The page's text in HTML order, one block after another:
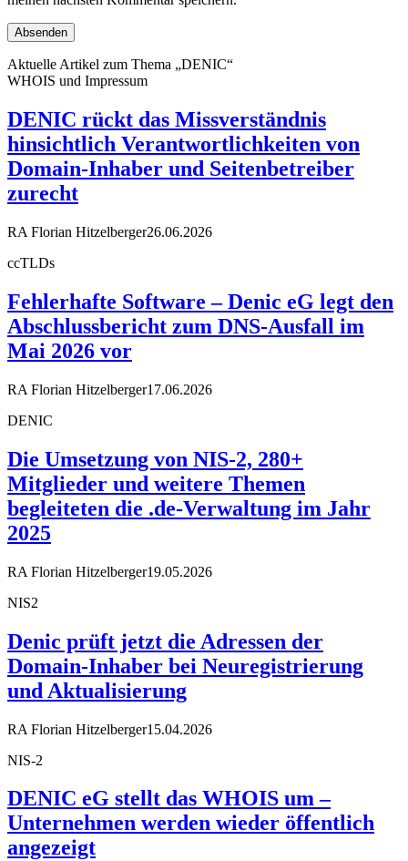
Aktuelle Artikel zum Thema „DENIC“
WHOIS und Impressum
DENIC rückt das Missverständnis
hinsichtlich Verantwortlichkeiten von
Domain-Inhaber und Seitenbetreiber
zurecht
RA Florian Hitzelberger26.06.2026
ccTLDs
Fehlerhafte Software – Denic eG legt den
Abschlussbericht zum DNS-Ausfall im
Mai 2026 vor
RA Florian Hitzelberger17.06.2026
DENIC
Die Umsetzung von NIS-2, 280+
Mitglieder und weitere Themen
begleiteten die .de-Verwaltung im Jahr
2025
RA Florian Hitzelberger19.05.2026
NIS2
Denic prüft jetzt die Adressen der
Domain-Inhaber bei Neuregistrierung
und Aktualisierung
RA Florian Hitzelberger15.04.2026
NIS-2
DENIC eG stellt das WHOIS um –
Unternehmen werden wieder öffentlich
angezeigt